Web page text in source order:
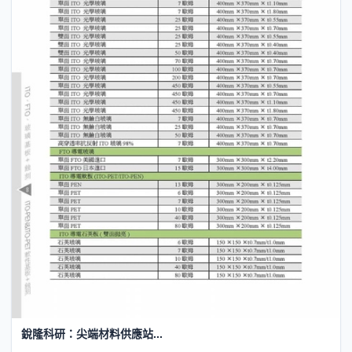
銳隆科研：尖端材料供應站...